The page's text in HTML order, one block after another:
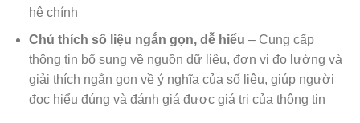
hệ chính
Chú thích số liệu ngắn gọn, dễ hiểu – Cung cấp
thông tin bổ sung về nguồn dữ liệu, đơn vị đo lường và
giải thích ngắn gọn về ý nghĩa của số liệu, giúp người
đọc hiểu đúng và đánh giá được giá trị của thông tin